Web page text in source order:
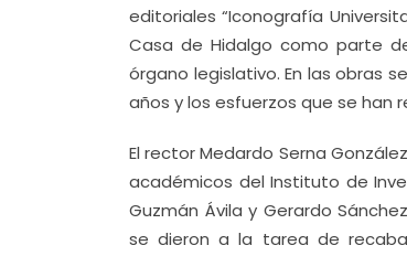
editoriales “Iconografía
Casa de Hidalgo como parte
órgano legislativo. En las obras
años y los esfuerzos que se han
El rector Medardo Serna
académicos del Instituto de
Guzmán Ávila y Gerardo
se dieron a la tarea de